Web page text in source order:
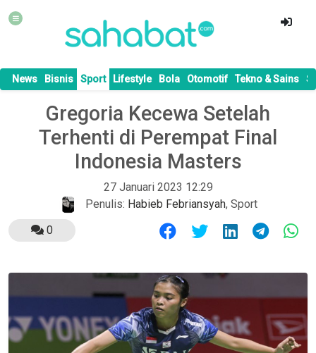
News Bisnis Sport Lifestyle Bola Otomotif Tekno & Sains
Gregoria Kecewa Setelah
Terhenti di Perempat Final
Indonesia Masters
27 Januari 2023 12:29
Penulis: Habieb Febriansyah, Sport
0